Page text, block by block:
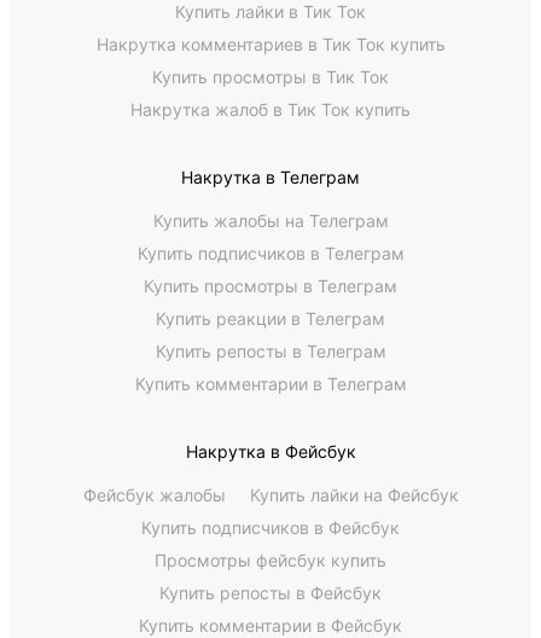
Купить лайки в Тик Ток
Накрутка комментариев в Тик Ток купить
Купить просмотры в Тик Ток
Накрутка жалоб в Тик Ток купить
Накрутка в Телеграм
Купить жалобы на Телеграм
Купить подписчиков в Телеграм
Купить просмотры в Телеграм
Купить реакции в Телеграм
Купить репосты в Телеграм
Купить комментарии в Телеграм
Накрутка в Фейсбук
Фейсбук жалобы
Купить лайки на Фейсбук
Купить подписчиков в Фейсбук
Просмотры фейсбук купить
Купить репосты в Фейсбук
Купить комментарии в Фейсбук